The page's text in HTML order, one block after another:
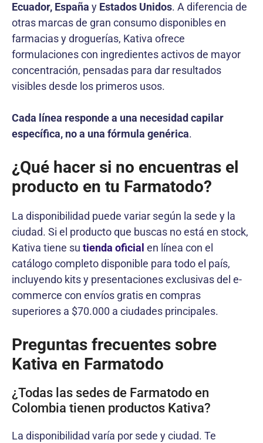
Ecuador, España y Estados Unidos. A diferencia de
otras marcas de gran consumo disponibles en
farmacias y droguerías, Kativa ofrece
formulaciones con ingredientes activos de mayor
concentración, pensadas para dar resultados
visibles desde los primeros usos.
Cada línea responde a una necesidad capilar
específica, no a una fórmula genérica.
¿Qué hacer si no encuentras el
producto en tu Farmatodo?
La disponibilidad puede variar según la sede y la
ciudad. Si el producto que buscas no está en stock,
Kativa tiene su tienda oficial en línea con el
catálogo completo disponible para todo el país,
incluyendo kits y presentaciones exclusivas del e-
commerce con envíos gratis en compras
superiores a $70.000 a ciudades principales.
Preguntas frecuentes sobre
Kativa en Farmatodo
¿Todas las sedes de Farmatodo en
Colombia tienen productos Kativa?
La disponibilidad varía por sede y ciudad. Te